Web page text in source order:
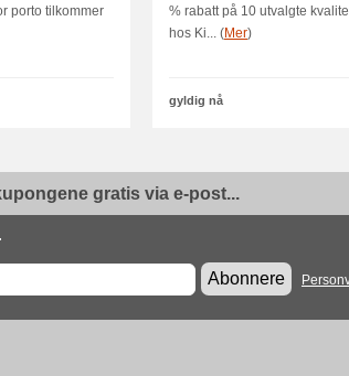
porto tilkommer
% rabatt på 10 utvalgte
hos Ki... (Mer)
gyldig nå
gratis via e-post...
Abonnere